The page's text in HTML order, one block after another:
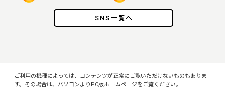
SNS一覧へ
ご利用の機種によっては、コンテンツが正常にご覧いただけないものもありま
す。その場合は、パソコンよりPC版ホームページをご覧ください。